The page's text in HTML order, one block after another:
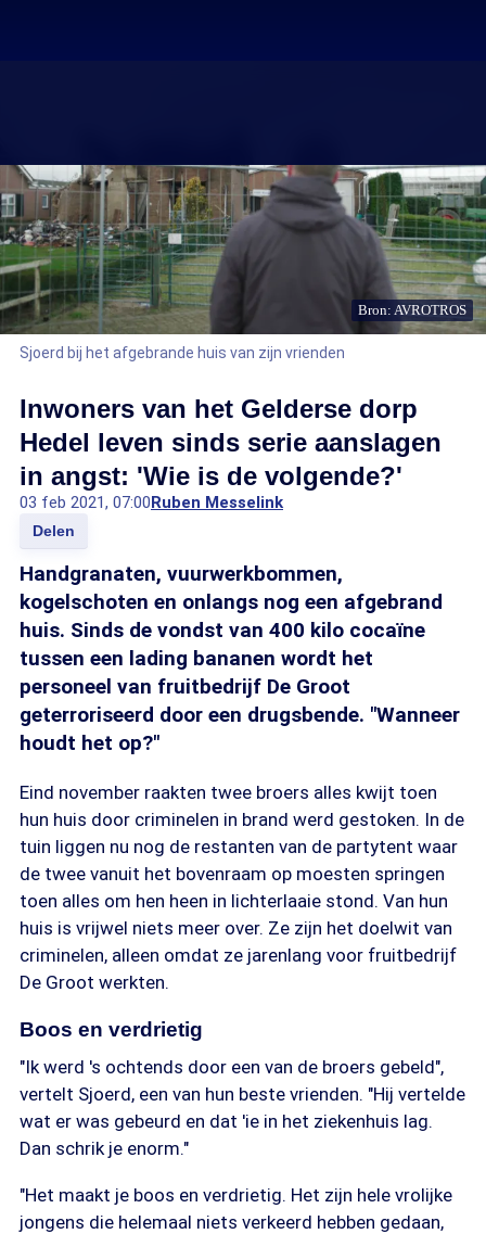
Bron: AVROTROS
Sjoerd bij het afgebrande huis van zijn vrienden
Inwoners van het Gelderse dorp
Hedel leven sinds serie aanslagen
in angst: 'Wie is de volgende?'
03 feb 2021, 07:00Ruben Messelink
Delen
Handgranaten, vuurwerkbommen,
kogelschoten en onlangs nog een afgebrand
huis. Sinds de vondst van 400 kilo cocaïne
tussen een lading bananen wordt het
personeel van fruitbedrijf De Groot
geterroriseerd door een drugsbende. "Wanneer
houdt het op?"
Eind november raakten twee broers alles kwijt toen
hun huis door criminelen in brand werd gestoken. In de
tuin liggen nu nog de restanten van de partytent waar
de twee vanuit het bovenraam op moesten springen
toen alles om hen heen in lichterlaaie stond. Van hun
huis is vrijwel niets meer over. Ze zijn het doelwit van
criminelen, alleen omdat ze jarenlang voor fruitbedrijf
De Groot werkten.
Boos en verdrietig
"Ik werd 's ochtends door een van de broers gebeld",
vertelt Sjoerd, een van hun beste vrienden. "Hij vertelde
wat er was gebeurd en dat 'ie in het ziekenhuis lag.
Dan schrik je enorm."
"Het maakt je boos en verdrietig. Het zijn hele vrolijke
jongens die helemaal niets verkeerd hebben gedaan,